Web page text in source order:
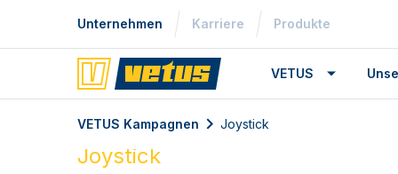
Unternehmen Karriere Produkte
VETUS
VETUS Kampagnen Joystick
Joystick